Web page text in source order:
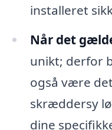
installeret
Når det
unikt; derfor
også være
skræddersy
dine